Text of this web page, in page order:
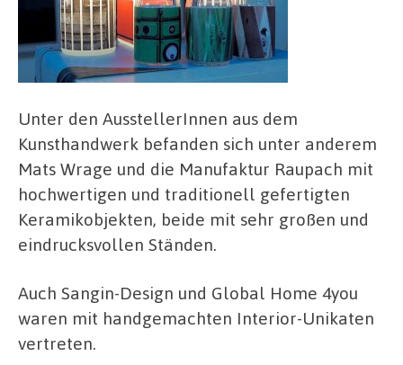
Unter den AusstellerInnen aus dem
Kunsthandwerk befanden sich unter anderem
Mats Wrage und die Manufaktur Raupach mit
hochwertigen und traditionell gefertigten
Keramikobjekten, beide mit sehr großen und
eindrucksvollen Ständen.
Auch Sangin-Design und Global Home 4you
waren mit handgemachten Interior-Unikaten
vertreten.